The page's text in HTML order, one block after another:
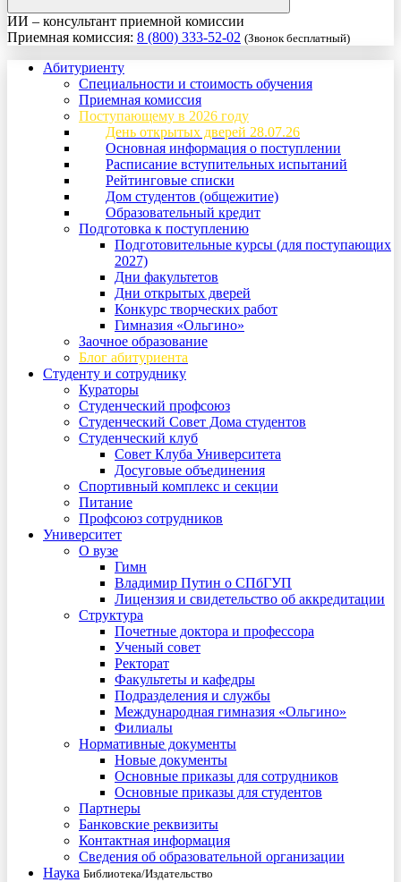
ИИ – консультант приемной комиссии
Приемная комиссия: 8 (800) 333-52-02 (Звонок бесплатный)
Абитуриенту
Специальности и стоимость обучения
Приемная комиссия
Поступающему в 2026 году
День открытых дверей 28.07.26
Основная информация о поступлении
Расписание вступительных испытаний
Рейтинговые списки
Дом студентов (общежитие)
Образовательный кредит
Подготовка к поступлению
Подготовительные курсы (для поступающих
2027)
Дни факультетов
Дни открытых дверей
Конкурс творческих работ
Гимназия «Ольгино»
Заочное образование
Блог абитуриента
Студенту и сотруднику
Кураторы
Студенческий профсоюз
Студенческий Совет Дома студентов
Студенческий клуб
Совет Клуба Университета
Досуговые объединения
Спортивный комплекс и секции
Питание
Профсоюз сотрудников
Университет
О вузе
Гимн
Владимир Путин о СПбГУП
Лицензия и свидетельство об аккредитации
Структура
Почетные доктора и профессора
Ученый совет
Ректорат
Факультеты и кафедры
Подразделения и службы
Международная гимназия «Ольгино»
Филиалы
Нормативные документы
Новые документы
Основные приказы для сотрудников
Основные приказы для студентов
Партнеры
Банковские реквизиты
Контактная информация
Сведения об образовательной организации
Наука Библиотека/Издательство